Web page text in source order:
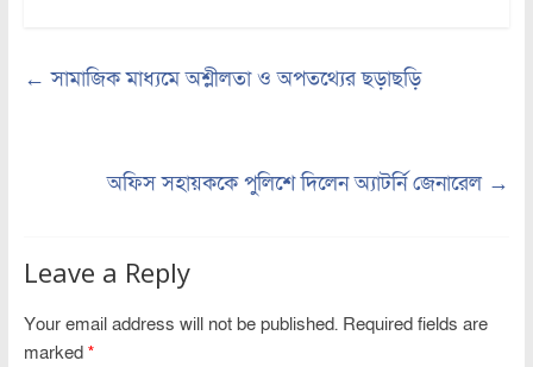
← সামাজিক মাধ্যমে অশ্লীলতা ও অপতথ্যের ছড়াছড়ি
অফিস সহায়ককে পুলিশে দিলেন অ্যাটর্নি জেনারেল →
Leave a Reply
Your email address will not be published. Required fields are
marked *